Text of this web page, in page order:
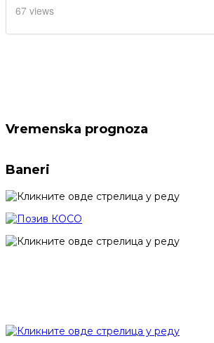
67 views
Vremenska prognoza
Baneri